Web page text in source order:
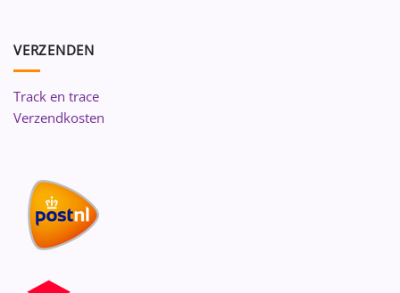
VERZENDEN
Track en trace
Verzendkosten